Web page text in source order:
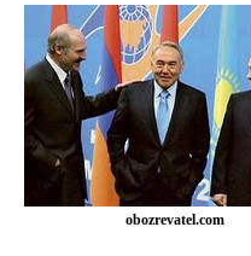
obozrevatel.com